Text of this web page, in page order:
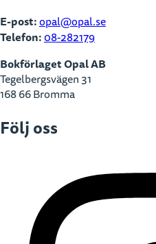
E-post:opal@opal.se
Telefon:08-282179
Bokförlaget Opal AB
Tegelbergsvägen 31
168 66 Bromma
Följ oss